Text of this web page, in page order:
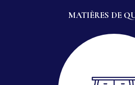
MATIÈRES DE